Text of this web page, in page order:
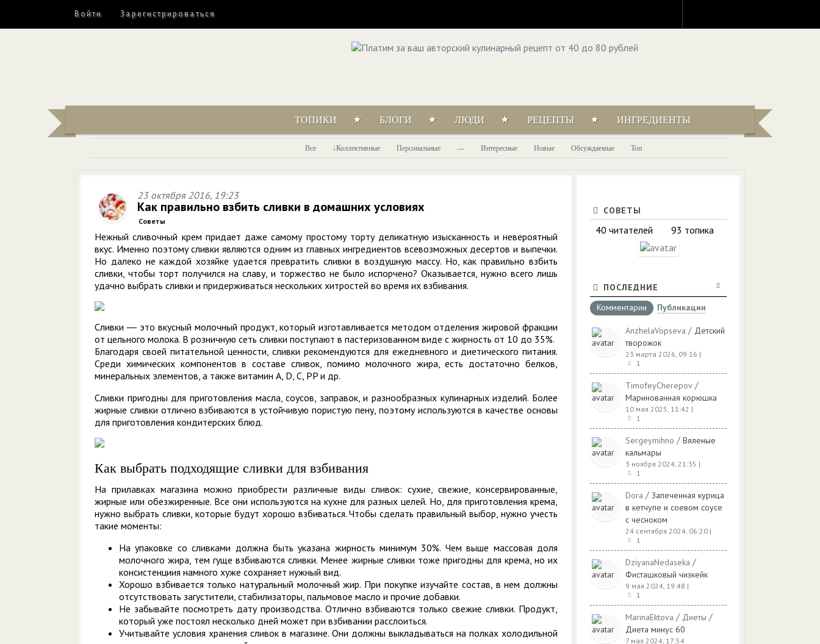
Войти Зарегистрироваться
ТОПИКИ БЛОГИ ЛЮДИ РЕЦЕПТЫ ИНГРЕДИЕНТЫ
Все Коллективные Персональные — Интересные Новые Обсуждаемые Топ
23 октября 2016, 19:23
Как правильно взбить сливки в домашних условиях
Советы
Нежный сливочный крем придает даже самому простому торту деликатную изысканность и невероятный
вкус. Именно поэтому сливки являются одним из главных ингредиентов всевозможных десертов и выпечки.
Но далеко не каждой хозяйке удается превратить сливки в воздушную массу. Но, как правильно взбить
сливки, чтобы торт получился на славу, и торжество не было испорчено? Оказывается, нужно всего лишь
удачно выбрать сливки и придерживаться нескольких хитростей во время их взбивания.
Сливки ― это вкусный молочный продукт, который изготавливается методом отделения жировой фракции
от цельного молока. В розничную сеть сливки поступают в пастеризованном виде с жирность от 10 до 35%.
Благодаря своей питательной ценности, сливки рекомендуются для ежедневного и диетического питания.
Среди химических компонентов в составе сливок, помимо молочного жира, есть достаточно белков,
минеральных элементов, а также витамин A, D, C, PP и др.
Сливки пригодны для приготовления масла, соусов, заправок, и разнообразных кулинарных изделий. Более
жирные сливки отлично взбиваются в устойчивую пористую пену, поэтому используются в качестве основы
для приготовления кондитерских блюд.
Как выбрать подходящие сливки для взбивания
На прилавках магазина можно приобрести различные виды сливок: сухие, свежие, консервированные,
жирные или обезжиренные. Все они используются на кухне для разных целей. Но, для приготовления крема,
нужно выбрать сливки, которые будут хорошо взбиваться. Чтобы сделать правильный выбор, нужно учесть
такие моменты:
На упаковке со сливками должна быть указана жирность минимум 30%. Чем выше массовая доля
молочного жира, тем гуще взбиваются сливки. Менее жирные сливки тоже пригодны для крема, но их
консистенциия намного хуже сохраняет нужный вид.
Хорошо взбивается только натуральный молочный жир. При покупке изучайте состав, в нем должны
отсутствовать загустители, стабилизаторы, пальмовое масло и прочие добавки.
Не забывайте посмотреть дату производства. Отлично взбиваются только свежие сливки. Продукт,
который уже постоял несколько дней может при взбивании расслоиться.
Учитывайте условия хранения сливок в магазине. Они должны выкладываться на полках холодильной
СОВЕТЫ
40 читателей 93 топика
ПОСЛЕДНИЕ
Комментарии
Публикации
AnzhelaVopseva / Детский
творожок
23 марта 2026, 09:16 |
1
TimofeyCherepov /
Маринованная корюшка
10 мая 2025, 11:42 |
1
Sergeymihno / Вяленые
кальмары
3 ноября 2024, 21:35 |
1
Dora / Запеченная курица
в кетчупе и соевом соусе
с чесноком
24 сентября 2024, 06:20 |
1
DziyanaNedaseka /
Фисташковый чизкейк
9 мая 2024, 19:48 |
1
MarinaEktova / Диеты /
Диета минус 60
7 мая 2024, 17:54